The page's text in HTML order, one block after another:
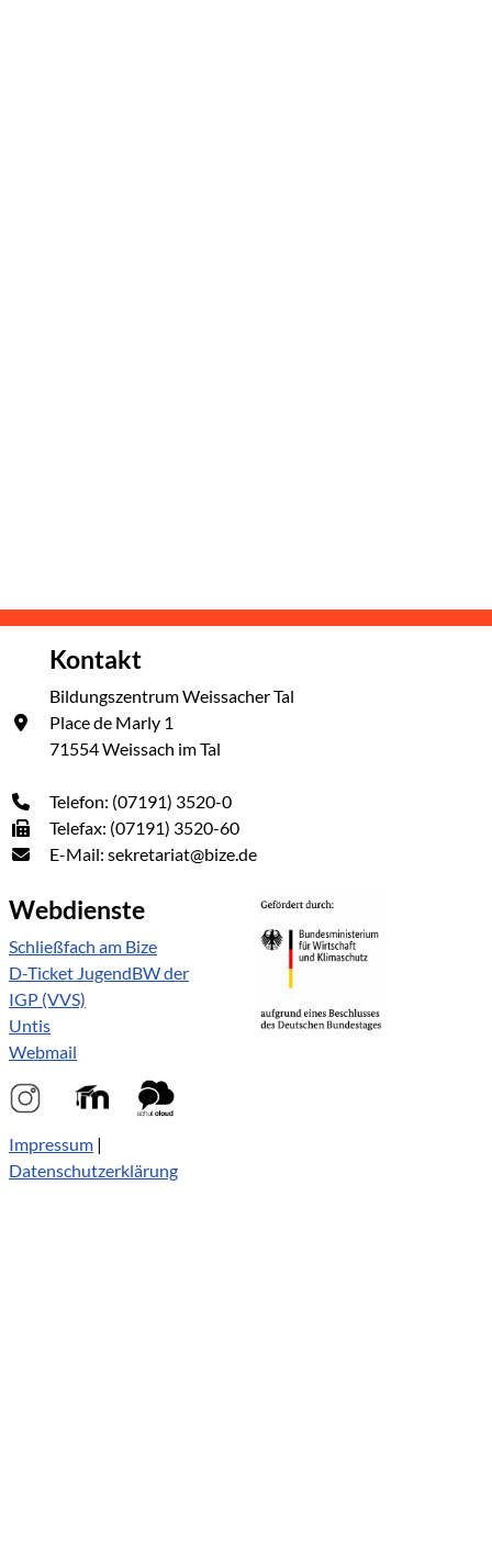
Kontakt
Bildungszentrum Weissacher Tal
Place de Marly 1
71554 Weissach im Tal
Telefon: (07191) 3520-0
Telefax: (07191) 3520-60
E-Mail: sekretariat@bize.de
Webdienste
Schließfach am Bize
D-Ticket JugendBW der
IGP (VVS)
Untis
Webmail
Impressum |
Datenschutzerklärung